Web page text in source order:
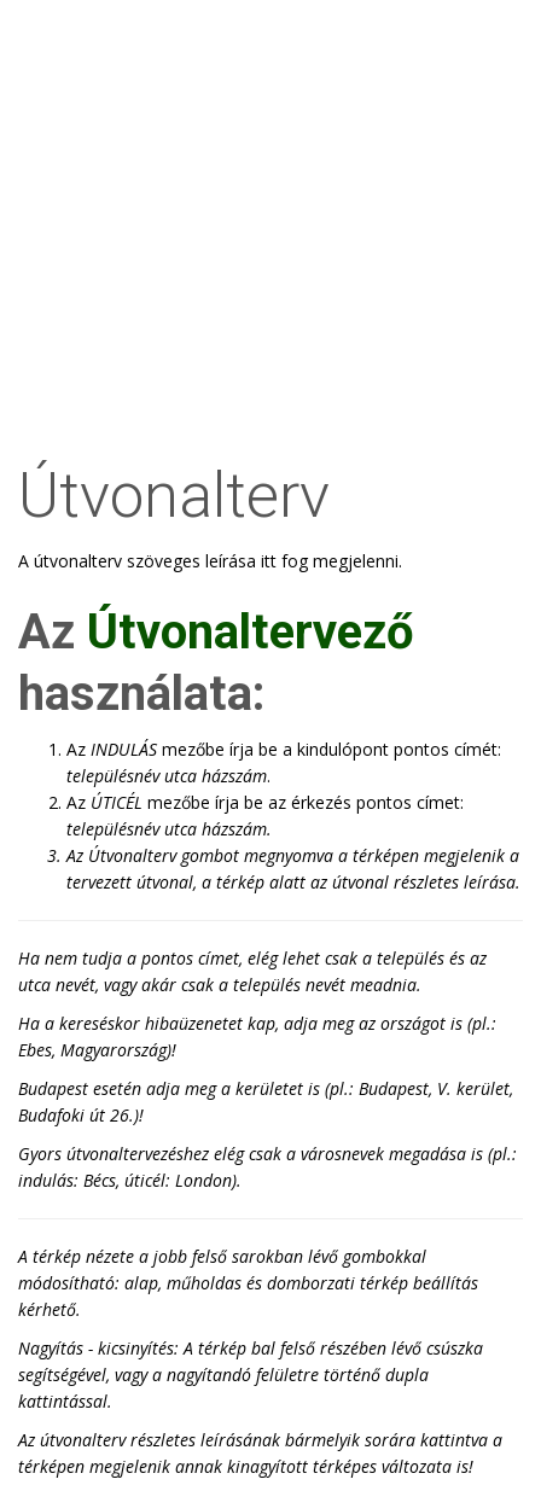
Útvonalterv
A útvonalterv szöveges leírása itt fog megjelenni.
Az Útvonaltervező
használata:
Az INDULÁS mezőbe írja be a kindulópont pontos címét:
településnév utca házszám.
Az ÚTICÉL mezőbe írja be az érkezés pontos címet:
településnév utca házszám.
Az Útvonaltervgombot megnyomva a térképen megjelenik a
tervezett útvonal, a térkép alatt az útvonal részletes leírása.
Ha nem tudja a pontos címet, elég lehet csak a település és az
utca nevét, vagy akár csak a település nevét meadnia.
Ha a kereséskor hibaüzenetet kap, adja meg az országot is (pl.:
Ebes, Magyarország)!
Budapest esetén adja meg a kerületet is (pl.: Budapest, V. kerület,
Budafoki út 26.)!
Gyors útvonaltervezéshez elég csak a városnevek megadása is (pl.:
indulás: Bécs, úticél: London).
A térkép nézete a jobb felső sarokban lévő gombokkal
módosítható: alap, műholdas és domborzati térkép beállítás
kérhető.
Nagyítás - kicsinyítés: A térkép bal felső részében lévő csúszka
segítségével, vagy a nagyítandó felületre történő dupla
kattintással.
Az útvonalterv részletes leírásának bármelyik sorára kattintva a
térképen megjelenik annak kinagyított térképes változata is!